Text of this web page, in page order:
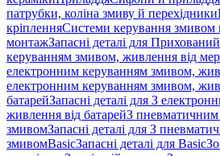
патрубки, коліна змиву й перехідники
кріпленняСистеми керування змивом
монтажЗапасні деталі для
керуванням змивом, живлення від
електронним керуванням змивом,
електронним керуванням змивом,
батарейЗапасні деталі для З
живлення від батарейЗ
змивомЗапасні деталі для З
змивомBasicЗапасні деталі для Basic